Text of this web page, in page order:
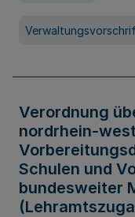
Verordnung
nordrhein-
Schulen und
bundesweiter